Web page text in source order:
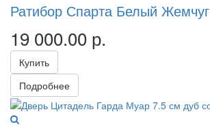
Ратибор Спарта Белый Жемчуг
19 000.00 р.
Купить
Подробнее